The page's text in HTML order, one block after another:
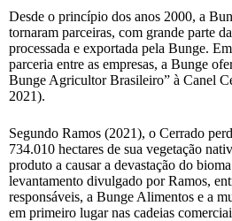
Desde o princípio dos anos 2000, a
tornaram parceiras, com grande parte
processada e exportada pela Bunge.
parceria entre as empresas, a Bunge
Bunge Agricultor Brasileiro” à Canel
2021).
Segundo Ramos (2021), o Cerrado
734.010 hectares de sua vegetação
produto a causar a devastação do
levantamento divulgado por Ramos,
responsáveis, a Bunge Alimentos e a
em primeiro lugar nas cadeias